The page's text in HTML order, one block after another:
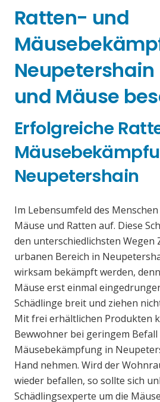
Ratten- und
Neupetershain
und Mäuse
Erfolgreiche
Neupetershain
Im Lebensumfeld des
Mäuse und Ratten auf. Diese
den unterschiedlichsten Wegen
urbanen Bereich in
wirksam bekämpft werden,
Mäuse erst einmal
Schädlinge breit und ziehen
Mit frei erhältlichen Produkten
Bewwohner bei geringem
Mäusebekämpfung in
Hand nehmen. Wird der
wieder befallen, so sollte sich
Schädlingsexperte um die